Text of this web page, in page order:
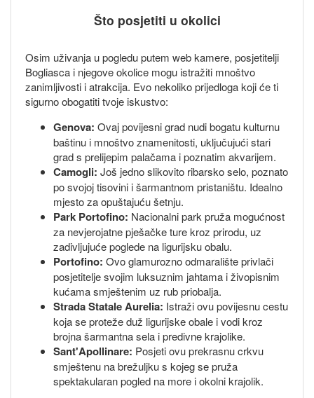
Što posjetiti u okolici
Osim uživanja u pogledu putem web kamere, posjetitelji
Bogliasca i njegove okolice mogu istražiti mnoštvo
zanimljivosti i atrakcija. Evo nekoliko prijedloga koji će ti
sigurno obogatiti tvoje iskustvo:
Genova: Ovaj povijesni grad nudi bogatu kulturnu
baštinu i mnoštvo znamenitosti, uključujući stari
grad s prelijepim palačama i poznatim akvarijem.
Camogli: Još jedno slikovito ribarsko selo, poznato
po svojoj tisovini i šarmantnom pristaništu. Idealno
mjesto za opuštajuću šetnju.
Park Portofino: Nacionalni park pruža mogućnost
za nevjerojatne pješačke ture kroz prirodu, uz
zadivljujuće poglede na ligurijsku obalu.
Portofino: Ovo glamurozno odmaralište privlači
posjetitelje svojim luksuznim jahtama i živopisnim
kućama smještenim uz rub priobalja.
Strada Statale Aurelia: Istraži ovu povijesnu cestu
koja se proteže duž ligurijske obale i vodi kroz
brojna šarmantna sela i predivne krajolike.
Sant'Apollinare: Posjeti ovu prekrasnu crkvu
smještenu na brežuljku s kojeg se pruža
spektakularan pogled na more i okolni krajolik.